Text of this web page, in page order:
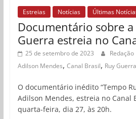
Estreias Notícias Últimas
Documentário sobre
Guerra estreia no
25 de setembro de 2023 Redação
Adilson Mendes, Canal Brasil, Ruy Guerra
O documentário inédito “Tempo
Adilson Mendes, estreia no Canal
quarta-feira, dia 27, às 20h.